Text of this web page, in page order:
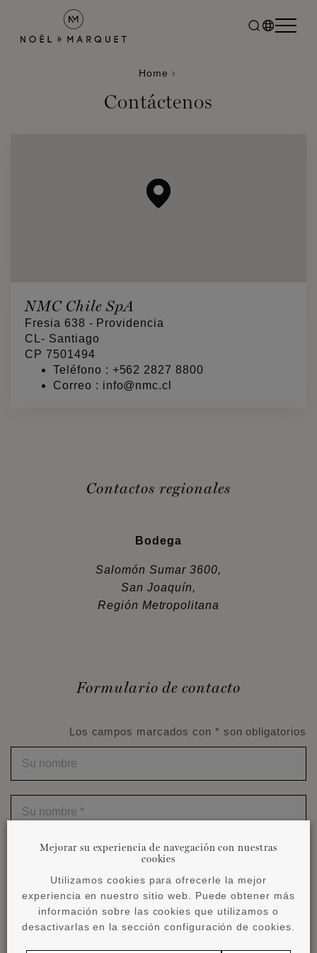
Home
Contáctenos
NMC Chile SpA
Fresia 638 - Providencia
CL- Santiago
CP 7501494
Teléfono : +562 2827 8800
Correo : info@nmc.cl
Contactos regionales
Bodega
Salomón Sumar 3600,
San Joaquín,
Región Metropolitana
Formulario de contacto
Los campos marcados con * son obligatorios
nombre
nombre
*
Teléfono
Tu
correo
electrónico
Mejorar su experiencia de navegación con nuestras
cookies
Utilizamos cookies para ofrecerle la mejor
experiencia en nuestro sitio web. Puede obtener más
información sobre las cookies que utilizamos o
desactivarlas en la sección configuración de cookies.